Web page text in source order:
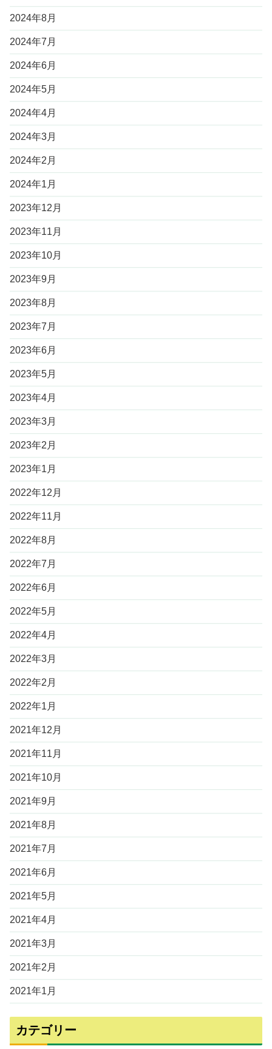
2024年8月
2024年7月
2024年6月
2024年5月
2024年4月
2024年3月
2024年2月
2024年1月
2023年12月
2023年11月
2023年10月
2023年9月
2023年8月
2023年7月
2023年6月
2023年5月
2023年4月
2023年3月
2023年2月
2023年1月
2022年12月
2022年11月
2022年8月
2022年7月
2022年6月
2022年5月
2022年4月
2022年3月
2022年2月
2022年1月
2021年12月
2021年11月
2021年10月
2021年9月
2021年8月
2021年7月
2021年6月
2021年5月
2021年4月
2021年3月
2021年2月
2021年1月
カテゴリー